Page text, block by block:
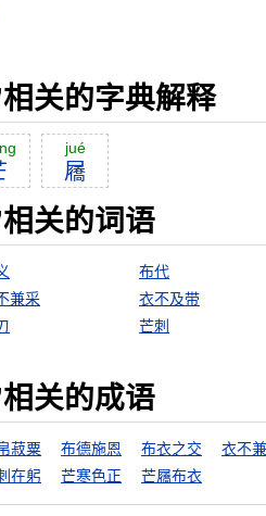
关的字典解释
jué
屩
关的词语
布代
兼采
衣不及带
芒刺
关的成语
菽粟 布德施恩 布衣之交
衣不
在躬 芒寒色正 芒屩布衣